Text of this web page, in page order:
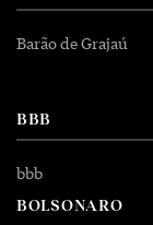
Barão de Grajaú
BBB
bbb
BOLSONARO